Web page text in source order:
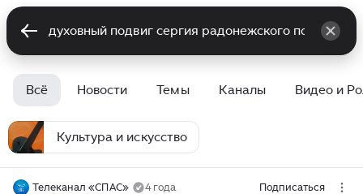
Всё Новости Темы Каналы Видео и
Культура и искусство
Телеканал «СПАС» 4 года Подписаться